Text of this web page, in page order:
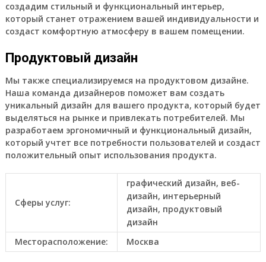
создадим стильный и функциональный интерьер,
который станет отражением вашей индивидуальности и
создаст комфортную атмосферу в вашем помещении.
Продуктовый дизайн
Мы также специализируемся на продуктовом дизайне.
Наша команда дизайнеров поможет вам создать
уникальный дизайн для вашего продукта, который будет
выделяться на рынке и привлекать потребителей. Мы
разработаем эргономичный и функциональный дизайн,
который учтет все потребности пользователей и создаст
положительный опыт использования продукта.
Сферы услуг:
графический дизайн, веб-
дизайн, интерьерный
дизайн, продуктовый
дизайн
Месторасположение:
Москва